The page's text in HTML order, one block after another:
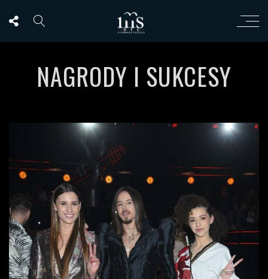
NAGRODY I SUKCESY